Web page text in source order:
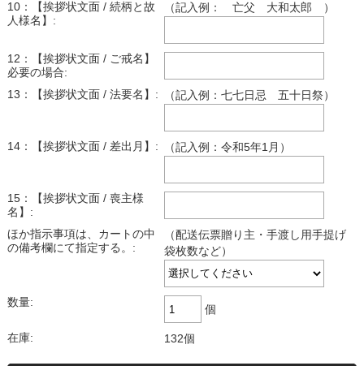
10：【挨拶状文面 / 続柄と故
人様名】:
（記入例： 亡父 大和太郎 ）
12：【挨拶状文面 / ご戒名】
必要の場合:
13：【挨拶状文面 / 法要名】:
（記入例：七七日忌 五十日祭）
14：【挨拶状文面 / 差出月】: （記入例：令和5年1月）
15：【挨拶状文面 / 喪主様
名】:
ほか指示事項は、カートの中
の備考欄にて指定する。:
（配送伝票贈り主・手渡し用手提げ
袋枚数など）
数量:
個
在庫: 132個